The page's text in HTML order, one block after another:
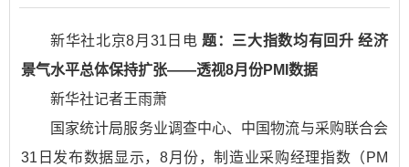
新华社北京8月31日电题：三大指数均有回升 经济
景气水平总体保持扩张——透视8月份PMI数据
新华社记者王雨萧
国家统计局服务业调查中心、中国物流与采购联合会
31日发布数据显示，8月份，制造业采购经理指数（PM